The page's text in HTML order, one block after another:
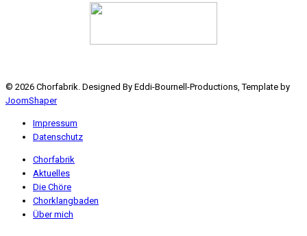
© 2026 Chorfabrik. Designed By Eddi-Bournell-Productions, Template by
JoomShaper
Impressum
Datenschutz
Chorfabrik
Aktuelles
Die Chöre
Chorklangbaden
Über mich